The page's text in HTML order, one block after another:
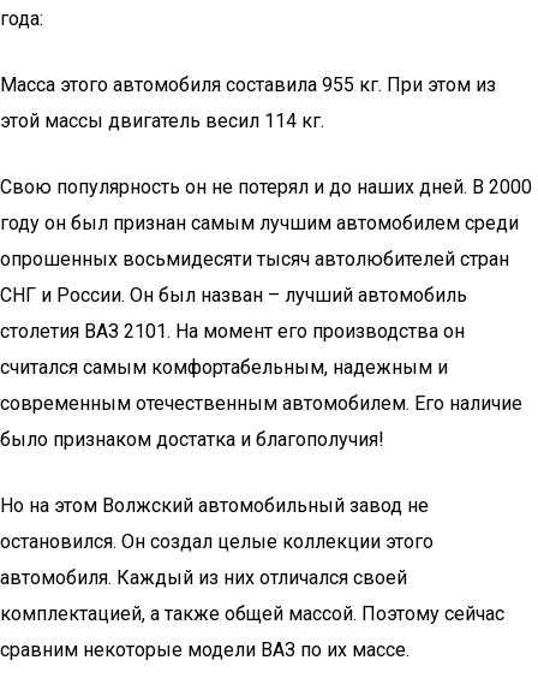
года:
Масса этого автомобиля составила 955 кг. При этом из
этой массы двигатель весил 114 кг.
Свою популярность он не потерял и до наших дней. В 2000
году он был признан самым лучшим автомобилем среди
опрошенных восьмидесяти тысяч автолюбителей стран
СНГ и России. Он был назван – лучший автомобиль
столетия ВАЗ 2101. На момент его производства он
считался самым комфортабельным, надежным и
современным отечественным автомобилем. Его наличие
было признаком достатка и благополучия!
Но на этом Волжский автомобильный завод не
остановился. Он создал целые коллекции этого
автомобиля. Каждый из них отличался своей
комплектацией, а также общей массой. Поэтому сейчас
сравним некоторые модели ВАЗ по их массе.